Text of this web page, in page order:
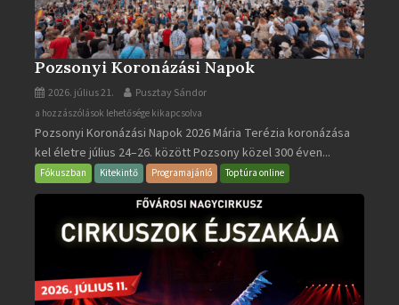
Pozsonyi Koronázási Napok
2026. július 21. Pusztay Sándor
Pozsonyi
Koronázási
Napok
bejegyzéshez
a hozzászólások lehetősége kikapcsolva
Pozsonyi Koronázási Napok 2026 Mária Terézia koronázása
kel életre július 24–26. között Pozsony közel 300 éven...
Fókuszban Kitekintő Programajánló Toptúra online